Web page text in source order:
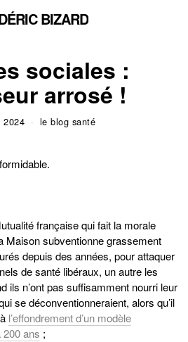
BIZARD
sociales :
arrosé !
2024 le blog santé
française qui fait la morale
Maison subventionne grassement
depuis des années, pour attaquer
de santé libéraux, un autre les
ils n’ont pas suffisamment nourri leur
se déconventionneraient, alors qu’il
l’effondrement d’un modèle
200 ans ;